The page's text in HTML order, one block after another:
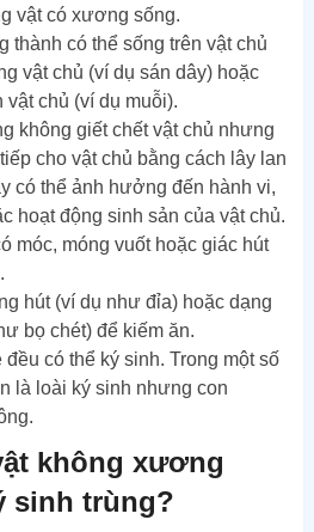
vật có xương sống.
thành có thể sống trên vật chủ
vật chủ (ví dụ sán dây) hoặc
vật chủ (ví dụ muỗi).
không giết chết vật chủ nhưng
cho vật chủ bằng cách lây lan
có thể ảnh hưởng đến hành vi,
hoạt động sinh sản của vật chủ.
móc, móng vuốt hoặc giác hút
hút (ví dụ như đỉa) hoặc dạng
bọ chét) để kiếm ăn.
có thể ký sinh. Trong một số
là loài ký sinh nhưng con
không xương
sinh trùng?